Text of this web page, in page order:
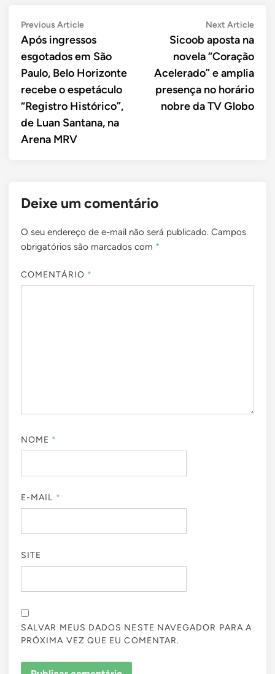
Navegação
de
Post
Previous ArticlePrevious
article:
Após ingressos
esgotados em São
Paulo, Belo Horizonte
recebe o espetáculo
“Registro Histórico”,
de Luan Santana, na
Arena MRV
Next ArticleNext
Sicoob aposta na
novela “Coração
Acelerado” e amplia
presença no horário
nobre da TV Globo
Deixe um comentário
O seu endereço de e-mail não será publicado. Campos
obrigatórios são marcados com *
COMENTÁRIO *
NOME *
E-MAIL *
SITE
SALVAR MEUS DADOS NESTE NAVEGADOR PARA A
PRÓXIMA VEZ QUE EU COMENTAR.